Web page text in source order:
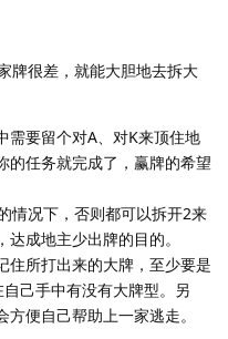
牌很差，就能大胆地去拆大
需要留个对A、对K来顶住地
的任务就完成了，赢牌的希望
情况下，否则都可以拆开2来
成地主少出牌的目的。
住所打出来的大牌，至少要是
己手中有没有大牌型。另
便自己帮助上一家逃走。